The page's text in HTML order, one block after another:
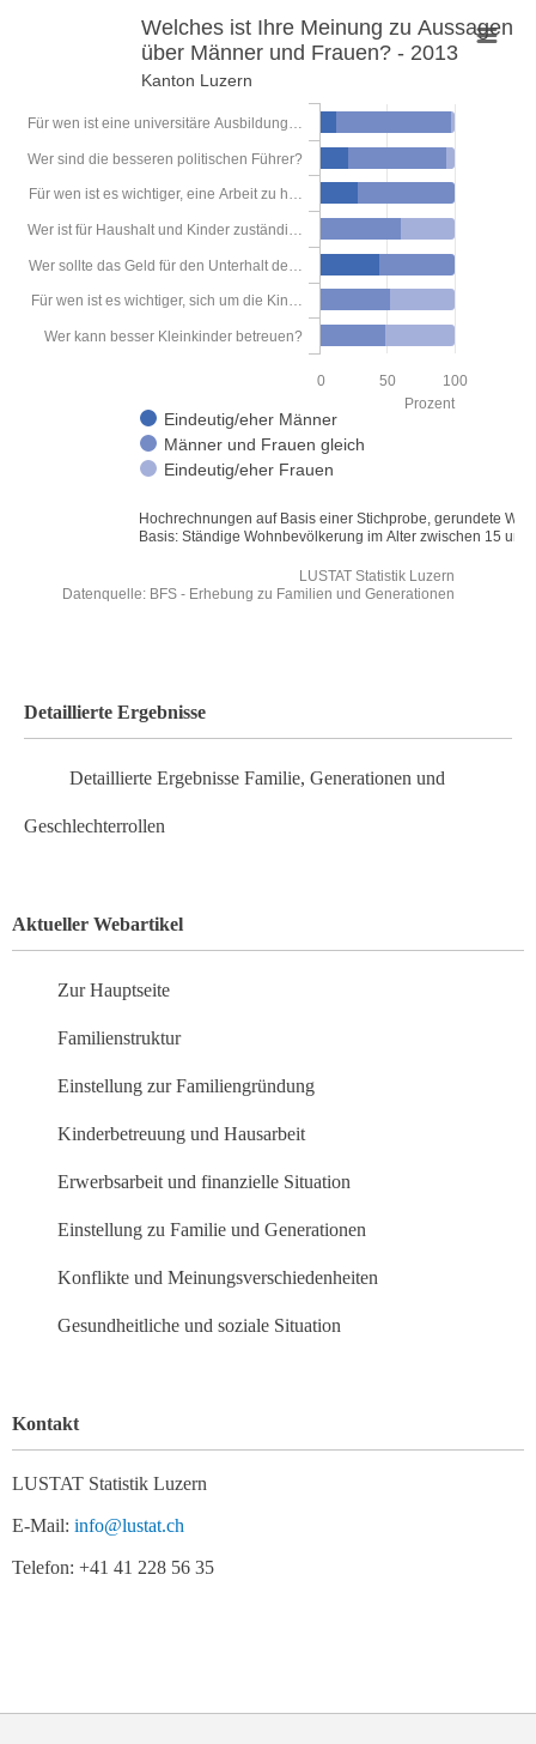
Welches ist Ihre Meinung zu Aussagen über Männer und
Kanton Luzern
View as data table, Welches ist Ihre Meinung zu
The chart has 1 X axis displaying categories.
The chart has 1 Y axis displaying Prozent. Data ranges from 0.33
Hochrechnungen auf Basis einer Stichprobe, gerundete
Basis: Ständige Wohnbevölkerung im Alter zwischen 15 und
Prozent
Welches ist Ihre Meinung zu Aussagen
über Männer und Frauen? - 2013
Kanton Luzern
Eindeutig/eher Männer
Männer und Frauen gleich
Eindeutig/eher Frauen
0 50 100
Für wen ist eine universitäre Ausbildung…
Wer sind die besseren politischen Führer?
Für wen ist es wichtiger, eine Arbeit zu h…
Wer ist für Haushalt und Kinder zuständi…
Wer sollte das Geld für den Unterhalt de…
Für wen ist es wichtiger, sich um die Kin…
Wer kann besser Kleinkinder betreuen?
LUSTAT Statistik Luzern
Datenquelle: BFS - Erhebung zu Familien und Generationen
Detaillierte Ergebnisse
Detaillierte Ergebnisse Familie, Generationen und
Geschlechterrollen
Aktueller Webartikel
Zur Hauptseite
Familienstruktur
Einstellung zur Familiengründung
Kinderbetreuung und Hausarbeit
Erwerbsarbeit und finanzielle Situation
Einstellung zu Familie und Generationen
Konflikte und Meinungsverschiedenheiten
Gesundheitliche und soziale Situation
Kontakt
LUSTAT Statistik Luzern
E-Mail: info@lustat.ch
Telefon: +41 41 228 56 35